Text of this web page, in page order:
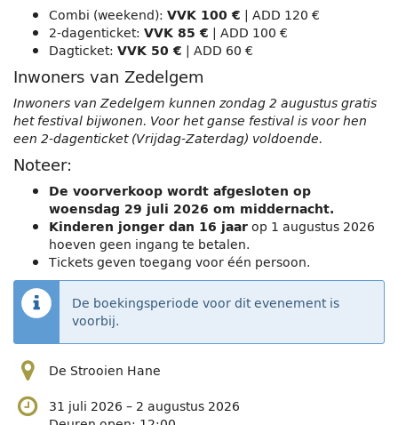
Combi (weekend): VVK 100 € | ADD 120 €
2-dagenticket: VVK 85 € | ADD 100 €
Dagticket: VVK 50 € | ADD 60 €
Inwoners van Zedelgem
Inwoners van Zedelgem kunnen zondag 2 augustus gratis
het festival bijwonen. Voor het ganse festival is voor hen
een 2-dagenticket (Vrijdag-Zaterdag) voldoende.
Noteer:
De voorverkoop wordt afgesloten op
woensdag 29 juli 2026 om middernacht.
Kinderen jonger dan 16 jaarop 1 augustus 2026
hoeven geen ingang te betalen.
Tickets geven toegang voor één persoon.
De boekingsperiode voor dit evenement is
voorbij.
De Strooien Hane
31 juli 2026 –tot
2 augustus 2026